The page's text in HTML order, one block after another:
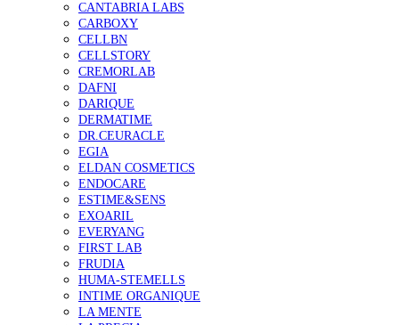
CANTABRIA LABS
CARBOXY
CELLBN
CELLSTORY
CREMORLAB
DAFNI
DARIQUE
DERMATIME
DR.CEURACLE
EGIA
ELDAN COSMETICS
ENDOCARE
ESTIME&SENS
EXOARIL
EVERYANG
FIRST LAB
FRUDIA
HUMA-STEMELLS
INTIME ORGANIQUE
LA MENTE